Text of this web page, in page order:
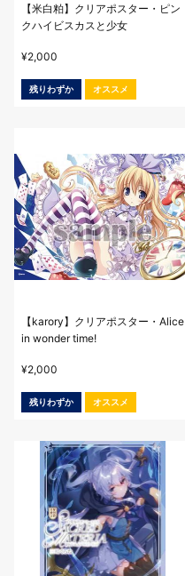
【米白粕】クリアポスター・ピン
クハイビスカスと少女
¥2,000
残りわずか オススメ
【karory】クリアポスター・Alice
in wonder time!
¥2,000
残りわずか オススメ